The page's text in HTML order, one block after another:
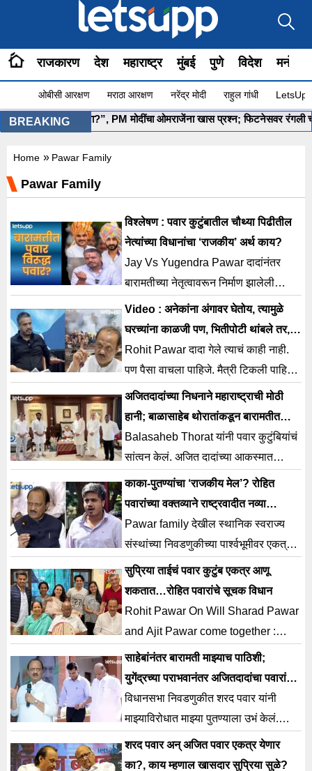
राजकारण देश महाराष्ट्र मुंबई पुणे विदेश
ओबीसी आरक्षण मराठा आरक्षण नरेंद्र मोदी राहुल गांधी
BREAKING
”योग सुरू आहे ना?”, PM मोदींचा ओमराजेंना खास प्रश्न; फिटनेसवर रंगली चर्चा
Home » Pawar Family
Pawar Family
विश्लेषण : पवार कुटुंबातील चौथ्या पिढीतील
नेत्यांच्या विधानांचा ‘राजकीय’ अर्थ काय?
Jay Vs Yugendra Pawar दादांनंतर
बारामतीच्या नेतृत्वावरून निर्माण झालेली
पोकळी भरून काढण्यासाठी आतापासूनच
अंतर्गत मोर्चेबांधणी सुरू झाली आहे.
Video : अनेकांना अंगावर घेतोय, त्यामुळे
घरच्यांना काळजी पण, भितीपोटी थांबले तर, ते
पवार कसले
Rohit Pawar दादा गेले त्याचं काही नाही.
पण पैसा वाचला पाहिजे. मैत्री टिकली पाहिजे
म्हणून व्हिएसआर या कंपनीला मदत केली जात
आहे.
अजितदादांच्या निधनाने महाराष्ट्राची मोठी
हानी; बाळासाहेब थोरातांकडून बारामतीत
पवार कुटुंबीयांचं सांत्वन
Balasaheb Thorat यांनी पवार कुटुंबियांचं
सांत्वन केलं. अजित दादांच्या आकस्मात
निधनाने महाराष्ट्राची कधीही न भरून
निघणारी मोठी हानी झाली आहे.
काका-पुतण्यांचा ‘राजकीय मेल’? रोहित
पवारांच्या वक्तव्याने राष्ट्रवादीत नव्या
समीकरणांची चाहूल
Pawar family देखील स्थानिक स्वराज्य
संस्थांच्या निवडणुकीच्या पार्श्वभूमीवर एकत्र
येण्याच्या चर्चा सुरू झाल्या आहेत.
सुप्रिया ताईचं पवार कुटुंब एकत्र आणू
शकतात…रोहित पवारांचे सूचक विधान
Rohit Pawar On Will Sharad Pawar
and Ajit Pawar come together :
राज्याच्या राजकारणात राजकीय पक्षांप्रमाणे
कुटुंबांमध्ये देखील फूट पडल्याच्या घटना
घडल्या आहेत. यातच नुकतेच राज ठाकरे आणि
उद्धव ठाकरे हे एकत्र येणार, अशा चर्चा
रंगलेल्या आहेत. असं असतानाच आता पवार
कुटुंब एकत्र येणार का? यावर आमदार रोहित
साहेबांनंतर बारामती माझ्याच पाठिशी;
युगेंद्रच्या पराभवानंतर अजितदादांचा पवारांना
टोला
विधानसभा निवडणुकीत शरद पवार यांनी
माझ्याविरोधात माझ्या पुतण्याला उभं केलं.
त्यावेळी मी माझ्या भावाला निरोप पाठवला,
शरद पवार अन् अजित पवार एकत्र येणार
का?, काय म्हणाल खासदार सुप्रिया सुळे?